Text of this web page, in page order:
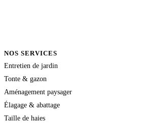
NOS SERVICES
Entretien de jardin
Tonte & gazon
Aménagement paysager
Élagage & abattage
Taille de haies